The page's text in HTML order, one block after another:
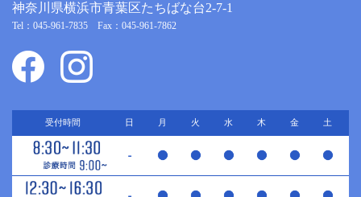
神奈川県横浜市青葉区たちばな台2-7-1
Tel：045-961-7835 Fax：045-961-7862
受付時間 日 月 火 水 木 金 土